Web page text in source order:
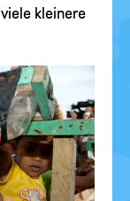
kleinere